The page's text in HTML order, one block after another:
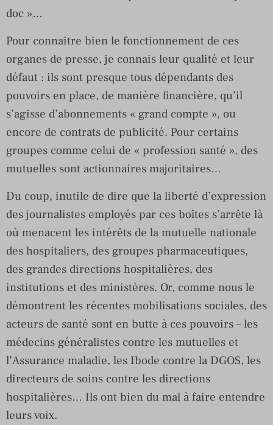
doc »…
Pour connaitre bien le fonctionnement de ces
organes de presse, je connais leur qualité et leur
défaut : ils sont presque tous dépendants des
pouvoirs en place, de manière financière, qu’il
s’agisse d’abonnements « grand compte », ou
encore de contrats de publicité. Pour certains
groupes comme celui de « profession santé », des
mutuelles sont actionnaires majoritaires…
Du coup, inutile de dire que la liberté d’expression
des journalistes employés par ces boîtes s’arrête là
où menacent les intérêts de la mutuelle nationale
des hospitaliers, des groupes pharmaceutiques,
des grandes directions hospitalières, des
institutions et des ministères. Or, comme nous le
démontrent les récentes mobilisations sociales, des
acteurs de santé sont en butte à ces pouvoirs – les
médecins généralistes contre les mutuelles et
l’Assurance maladie, les Ibode contre la DGOS, les
directeurs de soins contre les directions
hospitalières… Ils ont bien du mal à faire entendre
leurs voix.